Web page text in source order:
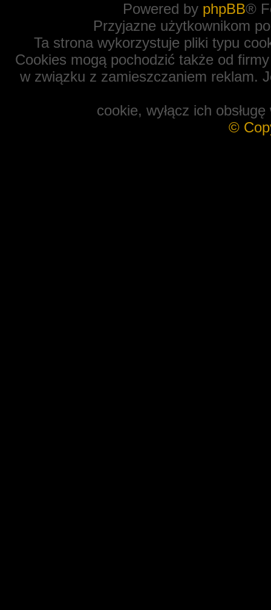
Powered by phpBB®
Przyjazne użytkownikom
Ta strona wykorzystuje pliki typu
Cookies mogą pochodzić także od
w związku z zamieszczaniem reklam.
cookie, wyłącz ich
©